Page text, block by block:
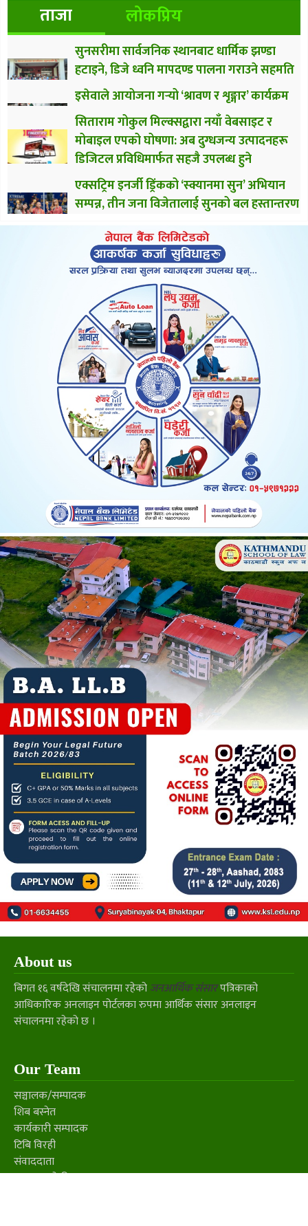
ताजा लोकप्रिय
सुनसरीमा सार्वजनिक स्थानबाट धार्मिक झण्डा
हटाइने, डिजे ध्वनि मापदण्ड पालना गराउने सहमति
इसेवाले आयोजना गर्‍यो ‘श्रावण र शृङ्गार’ कार्यक्रम
सिताराम गोकुल मिल्क्सद्वारा नयाँ वेबसाइट र
मोबाइल एपको घोषणा: अब दुग्धजन्य उत्पादनहरू
डिजिटल प्रविधिमार्फत सहजै उपलब्ध हुने
एक्सट्रिम इनर्जी ड्रिंकको ‘स्क्यानमा सुन’ अभियान
सम्पन्न, तीन जना विजेतालाई सुनको बल हस्तान्तरण
About us
बिगत १६ वर्षदेखि संचालनमा रहेकोजनआर्थिक संसारपत्रिकाको
आधिकारिक अनलाइन पोर्टलका रुपमा आर्थिक संसार अनलाइन
संचालनमा रहेको छ ।
Our Team
सञ्चालक/सम्पादक
शिब बस्नेत
कार्यकारी सम्पादक
टिबि विरही
संवाददाता
भरत बुढाथोकी